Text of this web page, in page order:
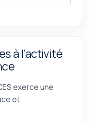
à l’activité
exerce une
et